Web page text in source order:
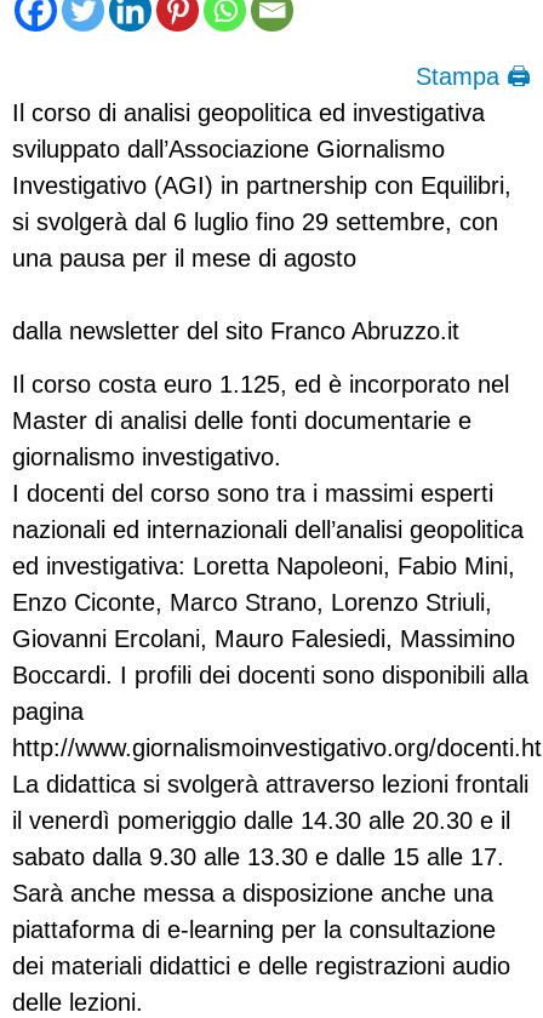
Stampa 🖨
Il corso di analisi geopolitica ed investigativa
sviluppato dall’Associazione Giornalismo
Investigativo (AGI) in partnership con Equilibri,
si svolgerà dal 6 luglio fino 29 settembre, con
una pausa per il mese di agosto
dalla newsletter del sito Franco Abruzzo.it
Il corso costa euro 1.125, ed è incorporato nel
Master di analisi delle fonti documentarie e
giornalismo investigativo.
I docenti del corso sono tra i massimi esperti
nazionali ed internazionali dell’analisi geopolitica
ed investigativa: Loretta Napoleoni, Fabio Mini,
Enzo Ciconte, Marco Strano, Lorenzo Striuli,
Giovanni Ercolani, Mauro Falesiedi, Massimino
Boccardi. I profili dei docenti sono disponibili alla
pagina
http://www.giornalismoinvestigativo.org/
La didattica si svolgerà attraverso lezioni frontali
il venerdì pomeriggio dalle 14.30 alle 20.30 e il
sabato dalla 9.30 alle 13.30 e dalle 15 alle 17.
Sarà anche messa a disposizione anche una
piattaforma di e-learning per la consultazione
dei materiali didattici e delle registrazioni audio
delle lezioni.